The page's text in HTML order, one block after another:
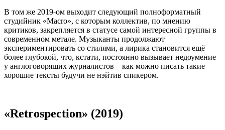
В том же 2019-ом выходит следующий полноформатный
студийник «Macro», с которым коллектив, по мнению
критиков, закрепляется в статусе самой интересной группы в
современном метале. Музыканты продолжают
экспериментировать со стилями, а лирика становится ещё
более глубокой, что, кстати, постоянно вызывает недоумение
у англоговорящих журналистов – как можно писать такие
хорошие тексты будучи не нэйтив спикером.
«Retrospection» (2019)